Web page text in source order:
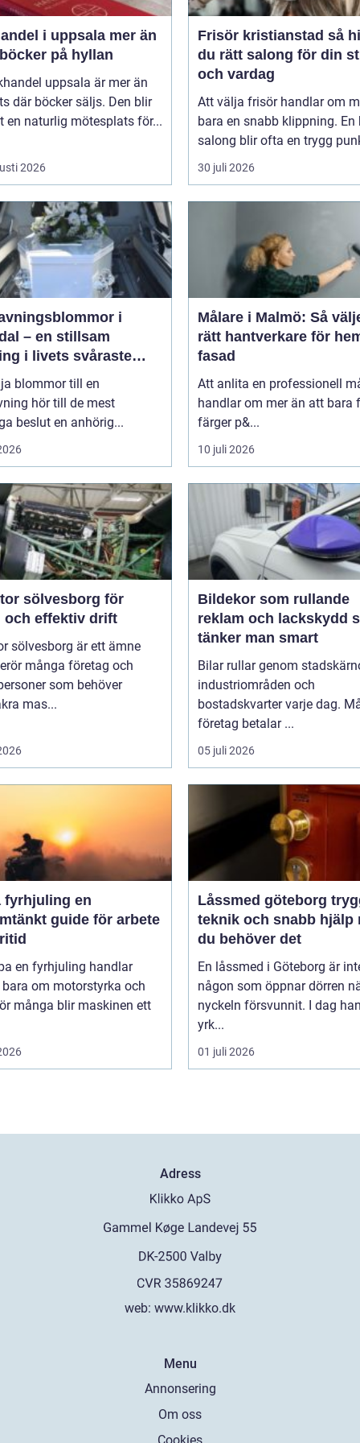
i uppsala mer än
på hyllan
uppsala är mer än
där böcker säljs. Den blir
en naturlig mötesplats för...
2026
Frisör kristianstad så hittar
du rätt salong för din
och vardag
Att välja frisör handlar om
bara en snabb klippning. En
salong blir ofta en trygg
30 juli 2026
i
– en stillsam
i livets svåraste
blommor till en
hör till de mest
beslut en anhörig...
Målare i Malmö: Så
rätt hantverkare för
fasad
Att anlita en professionell
handlar om mer än att bara
färger p&...
10 juli 2026
sölvesborg för
och effektiv drift
sölvesborg är ett ämne
många företag och
som behöver
mas...
Bildekor som rullande
reklam och lackskydd så
tänker man smart
Bilar rullar genom
industriområden och
bostadskvarter varje dag.
företag betalar ...
05 juli 2026
en
guide för arbete
en fyrhjuling handlar
om motorstyrka och
många blir maskinen ett
Låssmed göteborg trygghet,
teknik och snabb hjälp
du behöver det
En låssmed i Göteborg är
någon som öppnar dörren
nyckeln försvunnit. I dag
yrk...
01 juli 2026
Adress
web: www.klikko.dk
Menu
Annonsering
Om oss